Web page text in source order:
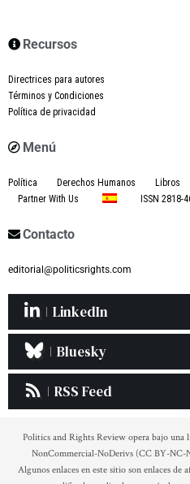
Recursos
Directrices para autores
Términos y Condiciones
Política de privacidad
Menú
Política Derechos Humanos Libros
Partner With Us
ISSN 2818-
Contacto
editorial@politicsrights.com
LinkedIn
Bluesky
RSS Feed
Politics and Rights Review opera bajo
NonCommercial-NoDerivs (CC BY-NC-
Algunos enlaces en este sitio son enlaces de